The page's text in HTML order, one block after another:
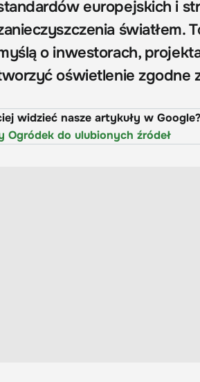
europejskich i
światłem.
o inwestorach,
oświetlenie zgodne
widzieć nasze artykuły w
Ogródek do ulubionych źródeł